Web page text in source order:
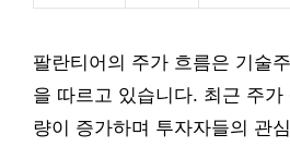
팔란티어의 주가 흐름은 기술
을 따르고 있습니다. 최근 주가
량이 증가하며 투자자들의 관